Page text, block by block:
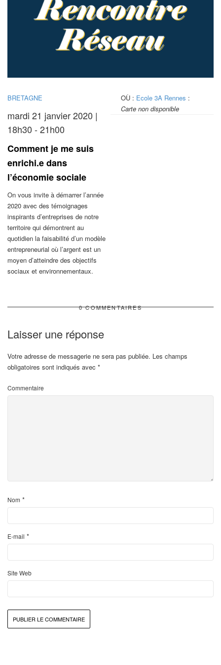
BRETAGNE
mardi 21 janvier 2020 |
18h30 - 21h00
Comment je me suis
enrichi.e dans
l’économie sociale
On vous invite à démarrer l’année
2020 avec des témoignages
inspirants d’entreprises de notre
territoire qui démontrent au
quotidien la faisabilité d’un modèle
entrepreneurial où l’argent est un
moyen d’atteindre des objectifs
sociaux et environnementaux.
OÙ : Ecole 3A Rennes :
Carte non disponible
0 COMMENTAIRES
Laisser une réponse
Votre adresse de messagerie ne sera pas publiée. Les champs
obligatoires sont indiqués avec *
Commentaire
Nom *
E-mail *
Site Web